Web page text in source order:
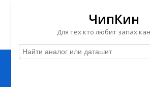
Перейти
ЧипКин
Для тех кто любит запах